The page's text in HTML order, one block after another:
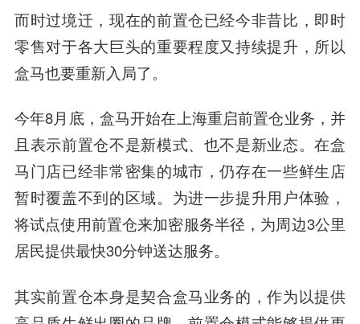
而时过境迁，现在的前置仓已经今非昔比，即时
零售对于各大巨头的重要程度又持续提升，所以
盒马也要重新入局了。
今年8月底，盒马开始在上海重启前置仓业务，并
且表示前置仓不是新模式、也不是新业态。在盒
马门店已经非常密集的城市，仍存在一些鲜生店
暂时覆盖不到的区域。为进一步提升用户体验，
将试点使用前置仓来加密服务半径，为周边3公里
居民提供最快30分钟送达服务。
其实前置仓本身是契合盒马业务的，作为以提供